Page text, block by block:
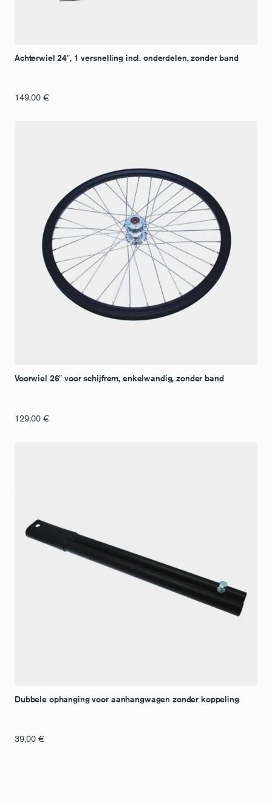
Achterwiel 24″, 1 versnelling incl. onderdelen, zonder band
149,00 €
Voorwiel 26″ voor schijfrem, enkelwandig, zonder band
129,00 €
Dubbele ophanging voor aanhangwagen zonder koppeling
39,00 €